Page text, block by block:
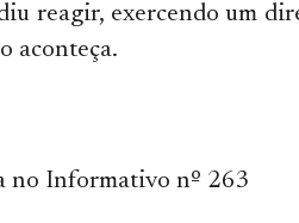
reagir, exercendo um
aconteça.
no Informativo nº 263